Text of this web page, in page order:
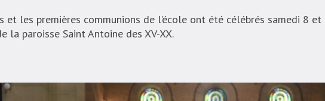
et les premières communions de l’école ont été célébrés samedi 8
la paroisse Saint Antoine des XV-XX.